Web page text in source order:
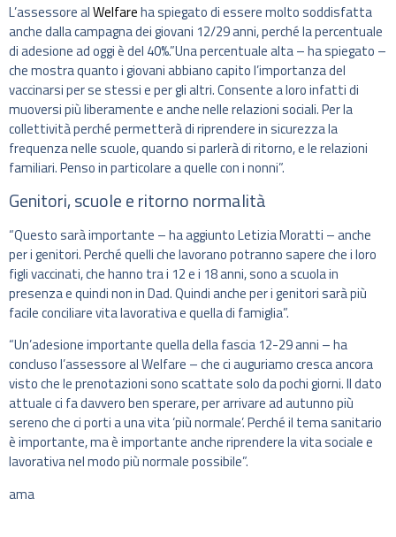
L’assessore alWelfareha spiegato di essere molto soddisfatta
anche dalla campagna dei giovani 12/29 anni, perché la percentuale
di adesione ad oggi è del 40%.”Una percentuale alta – ha spiegato –
che mostra quanto i giovani abbiano capito l’importanza del
vaccinarsi per se stessi e per gli altri. Consente a loro infatti di
muoversi più liberamente e anche nelle relazioni sociali. Per la
collettività perché permetterà di riprendere in sicurezza la
frequenza nelle scuole, quando si parlerà di ritorno, e le relazioni
familiari. Penso in particolare a quelle con i nonni”.
Genitori, scuole e ritorno normalità
“Questo sarà importante – ha aggiunto Letizia Moratti – anche
per i genitori. Perché quelli che lavorano potranno sapere che i loro
figli vaccinati, che hanno tra i 12 e i 18 anni, sono a scuola in
presenza e quindi non in Dad. Quindi anche per i genitori sarà più
facile conciliare vita lavorativa e quella di famiglia”.
“Un’adesione importante quella della fascia 12-29 anni – ha
concluso l’assessore al Welfare – che ci auguriamo cresca ancora
visto che le prenotazioni sono scattate solo da pochi giorni. Il dato
attuale ci fa davvero ben sperare, per arrivare ad autunno più
sereno che ci porti a una vita ‘più normale’. Perché il tema sanitario
è importante, ma è importante anche riprendere la vita sociale e
lavorativa nel modo più normale possibile”.
ama